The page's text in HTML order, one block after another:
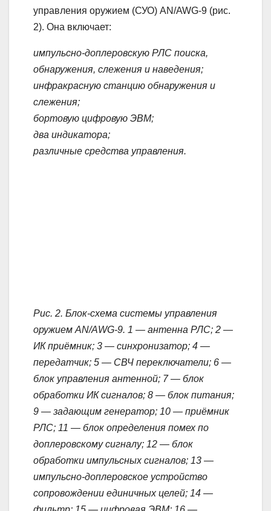
управления оружием (СУО) AN/AWG-9 (рис.
2). Она включает:
импульсно-доплеровскую РЛС поиска,
обнаружения, слежения и наведения;
инфракрасную станцию обнаружения и
слежения;
бортовую цифровую ЭВМ;
два индикатора;
различные средства управления.
Рис. 2. Блок-схема системы управления
оружием AN/AWG-9. 1 — антенна РЛС; 2 —
ИК приёмник; 3 — синхронизатор; 4 —
передатчик; 5 — СВЧ переключатели; 6 —
блок управления антенной; 7 — блок
обработки ИК сигналов; 8 — блок питания;
9 — задающим генератор; 10 — приёмник
РЛС; 11 — блок определения помех по
доплеровскому сигналу; 12 — блок
обработки импульсных сигналов; 13 —
импульсно-доплеровское устройство
сопровождении единичных целей; 14 —